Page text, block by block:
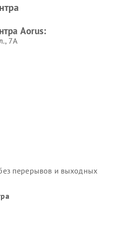
Aorus:
7А
перерывов и выходных